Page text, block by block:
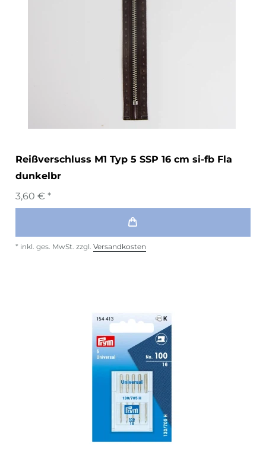
Reißverschluss M1 Typ 5 SSP 16 cm si-fb Fla
dunkelbr
3,60 € *
* inkl. ges. MwSt. zzgl. Versandkosten